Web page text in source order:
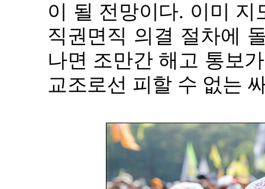
이 될 전망이다. 이미
직권면직 의결 절차에
나면 조만간 해고 통보
교조로선 피할 수 없는